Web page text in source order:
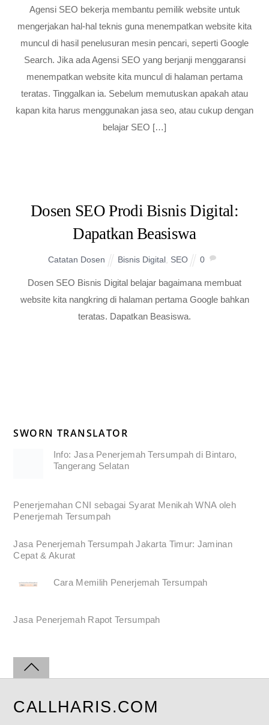
Agensi SEO bekerja membantu pemilik website untuk
mengerjakan hal-hal teknis guna menempatkan website kita
muncul di hasil penelusuran mesin pencari, seperti Google
Search. Jika ada Agensi SEO yang berjanji menggaransi
menempatkan website kita muncul di halaman pertama
teratas. Tinggalkan ia. Sebelum memutuskan apakah atau
kapan kita harus menggunakan jasa seo, atau cukup dengan
belajar SEO […]
Dosen SEO Prodi Bisnis Digital:
Dapatkan Beasiswa
Catatan Dosen Bisnis Digital SEO 0
Dosen SEO Bisnis Digital belajar bagaimana membuat
website kita nangkring di halaman pertama Google bahkan
teratas. Dapatkan Beasiswa.
SWORN TRANSLATOR
Info: Jasa Penerjemah Tersumpah di Bintaro,
Tangerang Selatan
Penerjemahan CNI sebagai Syarat Menikah WNA oleh
Penerjemah Tersumpah
Jasa Penerjemah Tersumpah Jakarta Timur: Jaminan
Cepat & Akurat
Cara Memilih Penerjemah Tersumpah
Jasa Penerjemah Rapot Tersumpah
CALLHARIS.COM